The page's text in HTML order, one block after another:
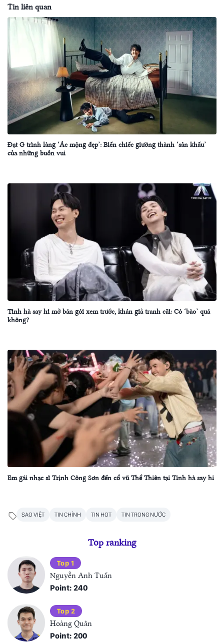
Tin liên quan
Đạt G trình làng ‘Ác mộng đẹp’: Biến chiếc giường thành ‘sân khấu’
của những buồn vui
Tinh hà say hi mở bán gói xem trước, khán giả tranh cãi: Có ‘bào’ quá
không?
Em gái nhạc sĩ Trịnh Công Sơn đến cổ vũ Thể Thiên tại Tinh hà say hi
SAO VIỆT TIN CHÍNH TIN HOT TIN TRONG NƯỚC
Top ranking
Top 1
Nguyễn Anh Tuấn
Point: 240
Top 2
Hoàng Quân
Point: 200